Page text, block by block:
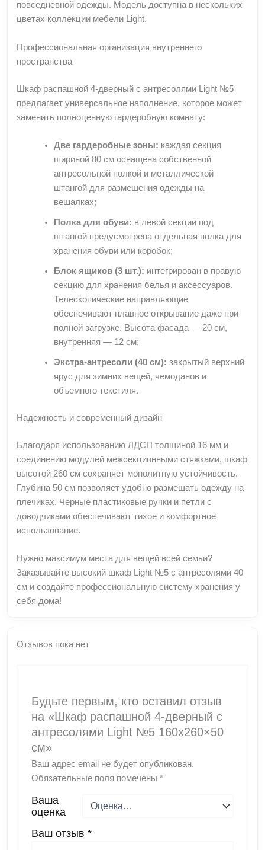
повседневной одежды. Модель доступна в нескольких
цветах коллекции мебели Light.
Профессиональная организация внутреннего
пространства
Шкаф распашной 4-дверный с антресолями Light №5
предлагает универсальное наполнение, которое может
заменить полноценную гардеробную комнату:
Две гардеробные зоны: каждая секция
шириной 80 см оснащена собственной
антресольной полкой и металлической
штангой для размещения одежды на
вешалках;
Полка для обуви: в левой секции под
штангой предусмотрена отдельная полка для
хранения обуви или коробок;
Блок ящиков (3 шт.): интегрирован в правую
секцию для хранения белья и аксессуаров.
Телескопические направляющие
обеспечивают плавное открывание даже при
полной загрузке. Высота фасада — 20 см,
внутренняя — 12 см;
Экстра-антресоли (40 см): закрытый верхний
ярус для зимних вещей, чемоданов и
объемного текстиля.
Надежность и современный дизайн
Благодаря использованию ЛДСП толщиной 16 мм и
соединению модулей межсекционными стяжками, шкаф
высотой 260 см сохраняет монолитную устойчивость.
Глубина 50 см позволяет удобно размещать одежду на
плечиках. Черные пластиковые ручки и петли с
доводчиками обеспечивают тихое и комфортное
использование.
Нужно максимум места для вещей всей семьи?
Заказывайте высокий шкаф Light №5 с антресолями 40
см и создайте профессиональную систему хранения у
себя дома!
Отзывов пока нет
Будьте первым, кто оставил отзыв
на «Шкаф распашной 4-дверный с
антресолями Light №5 160х260×50
см»
Ваш адрес email не будет опубликован.
Обязательные поля помечены *
Ваша
оценка
Ваш отзыв *